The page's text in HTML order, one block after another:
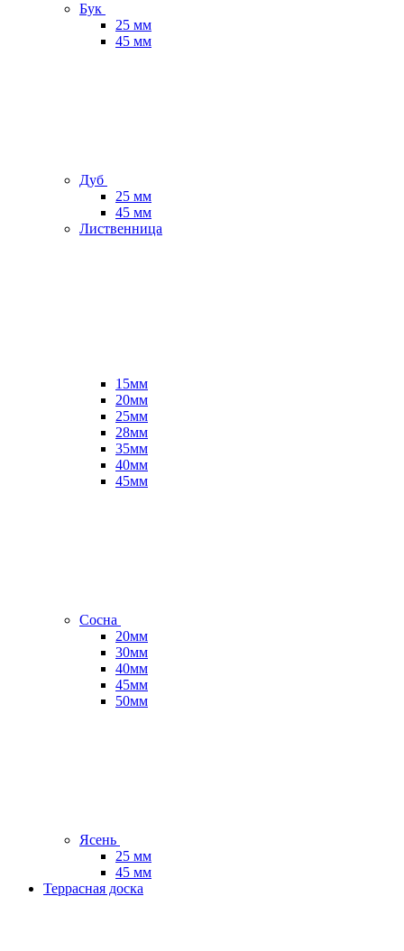
Бук
25 мм
45 мм
Дуб
25 мм
45 мм
Лиственница
15мм
20мм
25мм
28мм
35мм
40мм
45мм
Сосна
20мм
30мм
40мм
45мм
50мм
Ясень
25 мм
45 мм
Террасная доска